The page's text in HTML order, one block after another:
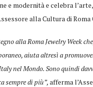
e modernità e celebra
alla Cultura di Roma
alla Roma Jewelry Week
aiuta altresì a
nel Mondo. Sono quindi
sempre di più”,afferma